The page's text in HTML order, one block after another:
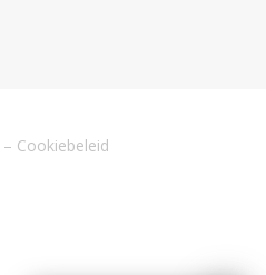
– Cookiebeleid